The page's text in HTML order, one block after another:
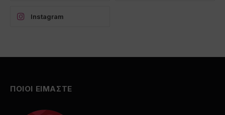
Instagram
ΠΟΙΟΙ ΕΙΜΑΣΤΕ